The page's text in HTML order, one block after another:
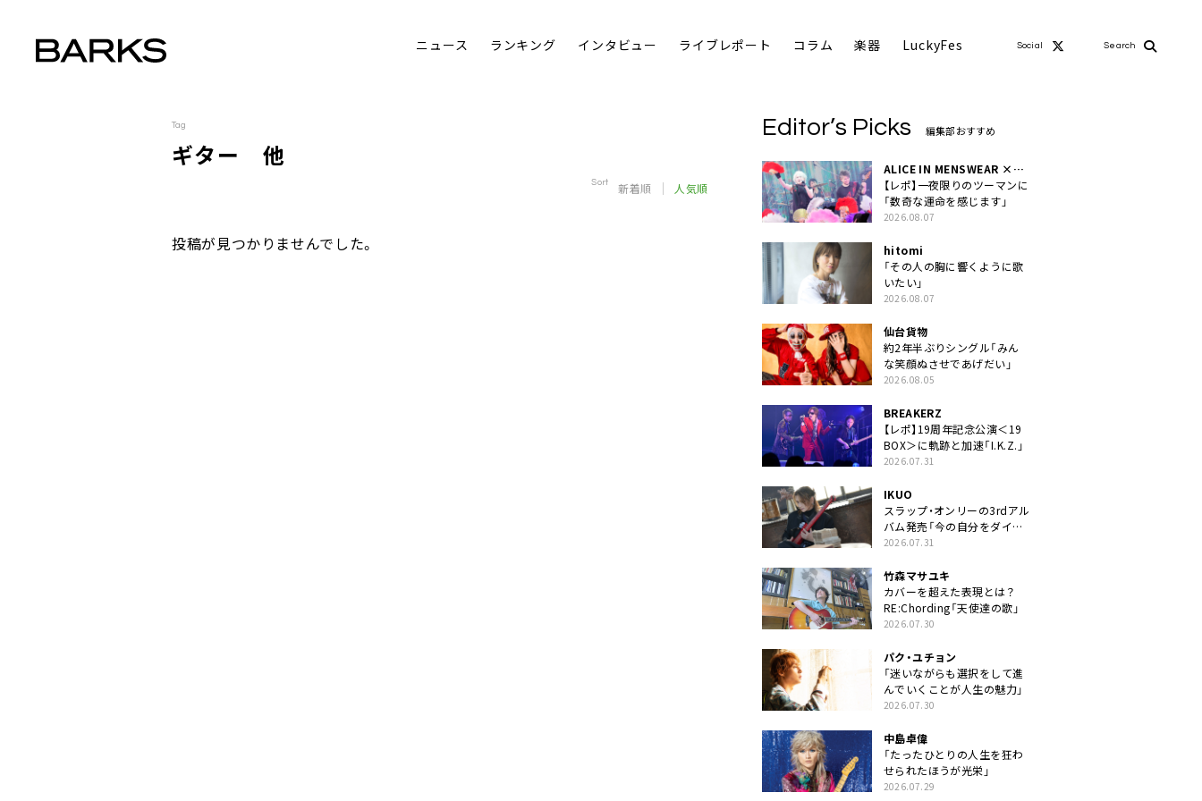
ニュース ランキング インタビュー ライブレポート コラム 楽器 LuckyFes Social Search
Tag
ギター 他
Sort 新着順 人気順
投稿が見つかりませんでした。
Editor’s Picks 編集部おすすめ
ALICE IN MENSWEAR ×
MASCHERA
【レポ】一夜限りのツーマンに
「数奇な運命を感じます」
2026.08.07
hitomi
「その人の胸に響くように歌
いたい」
2026.08.07
仙台貨物
約2年半ぶりシングル「みん
な笑顔ぬさせであげだい」
2026.08.05
BREAKERZ
【レポ】19周年記念公演＜19
BOX＞に軌跡と加速「I.K.Z.」
2026.07.31
IKUO
スラップ・オンリーの3rdアル
バム発売「今の自分をダイレ
クトに」
2026.07.31
竹森マサユキ
カバーを超えた表現とは？
RE:Chording「天使達の歌」
2026.07.30
パク・ユチョン
「迷いながらも選択をして進
んでいくことが人生の魅力」
2026.07.30
中島卓偉
「たったひとりの人生を狂わ
せられたほうが光栄」
2026.07.29